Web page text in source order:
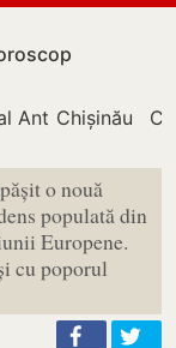
Anticorupție
Chișinău
o nouă
populată din
Europene.
cu poporul